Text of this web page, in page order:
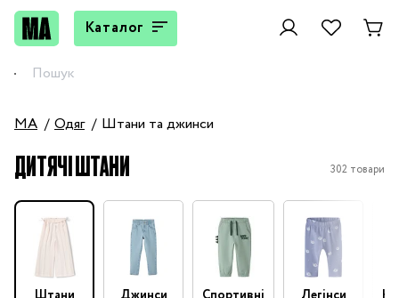
Каталог
MA Одяг Штани та джинси
ДИТЯЧІ ШТАНИ 302 товари